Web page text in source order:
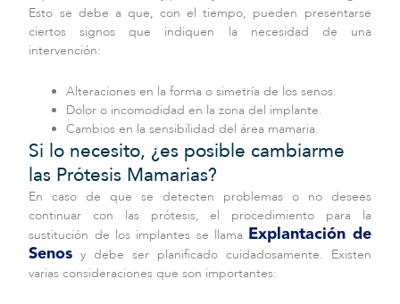
Esto se debe a que, con el tiempo, pueden presentarse
ciertos signos que indiquen la necesidad de una
intervención:
Alteraciones en la forma o simetría de los senos.
Dolor o incomodidad en la zona del implante.
Cambios en la sensibilidad del área mamaria.
Si lo necesito, ¿es posible cambiarme
las Prótesis Mamarias?
En caso de que se detecten problemas o no desees
continuar con las prótesis, el procedimiento para la
sustitución de los implantes se llama Explantación de
Senos y debe ser planificado cuidadosamente. Existen
varias consideraciones que son importantes: